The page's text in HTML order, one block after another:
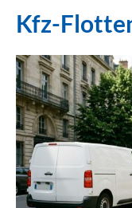
Kfz-